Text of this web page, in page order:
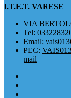
I.T.E.T. VARESE
VIA
Tel:
Email:
PEC:
mail